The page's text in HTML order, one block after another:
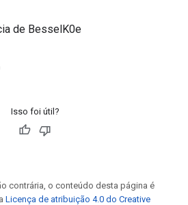
de BesselK0e
Isso foi útil?
contrária, o conteúdo desta página é
Licença de atribuição 4.0 do Creative